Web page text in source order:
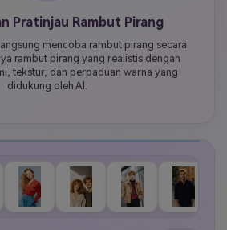
Pratinjau Rambut Pirang
mencoba rambut pirang secara
rambut pirang yang realistis dengan
tekstur, dan perpaduan warna yang
didukung oleh AI.